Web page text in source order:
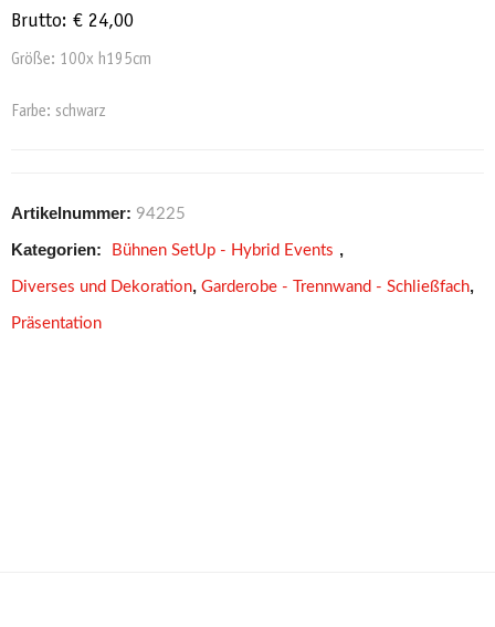
Brutto: € 24,00
Größe: 100x h195cm
Farbe: schwarz
Artikelnummer: 94225
Kategorien: Bühnen SetUp - Hybrid Events ,
Diverses und Dekoration, Garderobe - Trennwand - Schließfach,
Präsentation